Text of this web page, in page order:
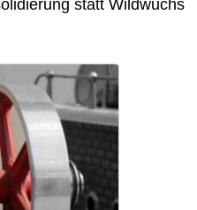
statt Wildwuchs